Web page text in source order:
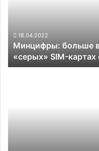
SIM-
картах
обнаружено
в
18.04.2022
Минцифры: больше
«серых» SIM-